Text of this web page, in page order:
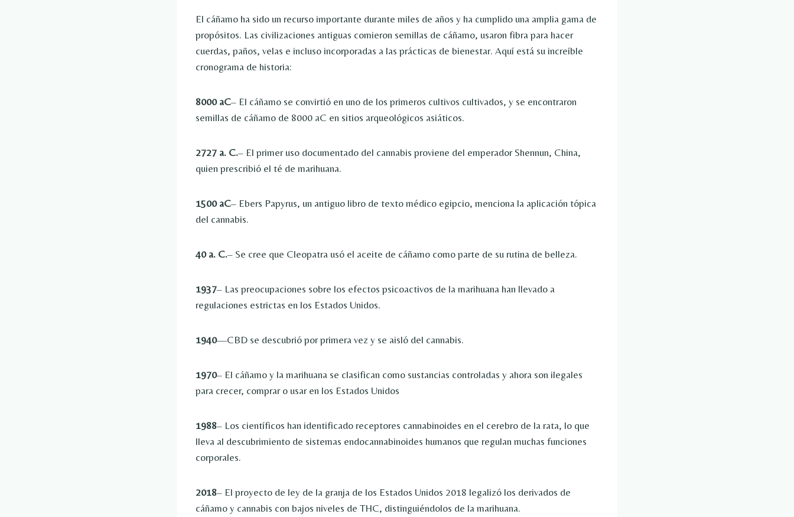
El cáñamo ha sido un recurso importante durante miles de años y ha cumplido una amplia gama de
propósitos. Las civilizaciones antiguas comieron semillas de cáñamo, usaron fibra para hacer
cuerdas, paños, velas e incluso incorporadas a las prácticas de bienestar. Aquí está su increíble
cronograma de historia:
8000 aC– El cáñamo se convirtió en uno de los primeros cultivos cultivados, y se encontraron
semillas de cáñamo de 8000 aC en sitios arqueológicos asiáticos.
2727 a. C.– El primer uso documentado del cannabis proviene del emperador Shennun, China,
quien prescribió el té de marihuana.
1500 aC– Ebers Papyrus, un antiguo libro de texto médico egipcio, menciona la aplicación tópica
del cannabis.
40 a. C.– Se cree que Cleopatra usó el aceite de cáñamo como parte de su rutina de belleza.
1937– Las preocupaciones sobre los efectos psicoactivos de la marihuana han llevado a
regulaciones estrictas en los Estados Unidos.
1940—CBD se descubrió por primera vez y se aisló del cannabis.
1970– El cáñamo y la marihuana se clasifican como sustancias controladas y ahora son ilegales
para crecer, comprar o usar en los Estados Unidos
1988– Los científicos han identificado receptores cannabinoides en el cerebro de la rata, lo que
lleva al descubrimiento de sistemas endocannabinoides humanos que regulan muchas funciones
corporales.
2018– El proyecto de ley de la granja de los Estados Unidos 2018 legalizó los derivados de
cáñamo y cannabis con bajos niveles de THC, distinguiéndolos de la marihuana.